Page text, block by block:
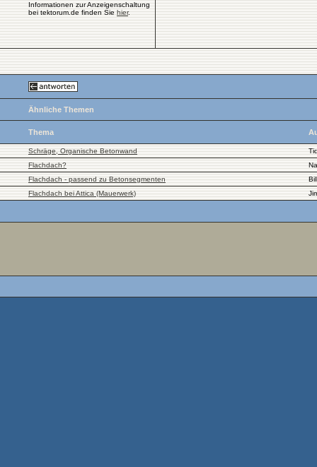
Informationen zur Anzeigenschaltung
bei tektorum.de finden Sie hier.
Ähnliche Themen
Thema
Schräge, Organische Betonwand
Flachdach?
Flachdach - passend zu Betonsegmenten
Flachdach bei Attica (Mauerwerk)